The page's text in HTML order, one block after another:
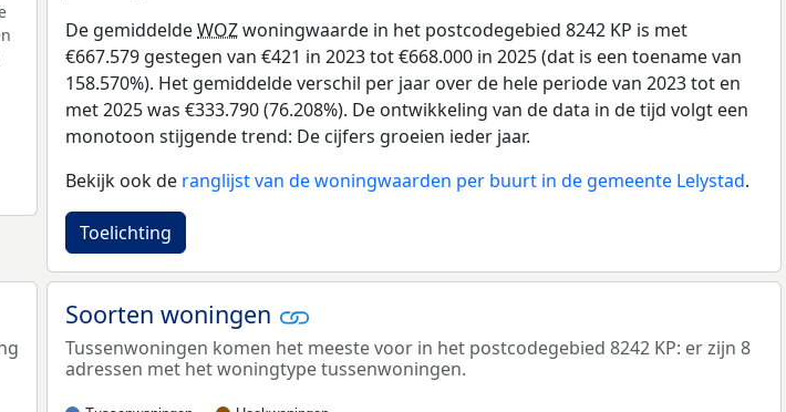
De gemiddeldeWOZwoningwaarde in het postcodegebied 8242 KP is met
€667.579 gestegen van €421 in 2023 tot €668.000 in 2025 (dat is een toename van
158.570%). Het gemiddelde verschil per jaar over de hele periode van 2023 tot en
met 2025 was €333.790 (76.208%). De ontwikkeling van de data in de tijd volgt een
monotoon stijgende trend: De cijfers groeien ieder jaar.
Bekijk ook de ranglijst van de woningwaarden per buurt in de gemeente Lelystad.
Toelichting
Soorten woningen
Tussenwoningen komen het meeste voor in het postcodegebied 8242 KP: er zijn 8
adressen met het woningtype tussenwoningen.